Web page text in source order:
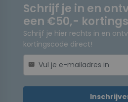
Schrijf je in en
een €50,-
Schrijf je hier rechts in en
kortingscode direct!
mail